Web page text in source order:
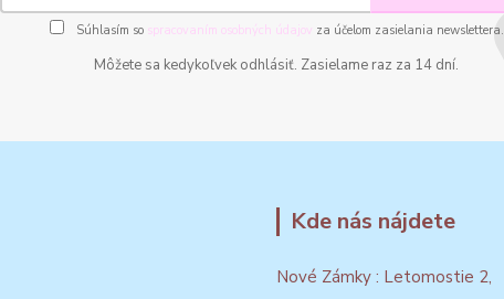
Súhlasím so spracovaním osobných údajov za účelom zasielania newslettera.
Môžete sa kedykoľvek odhlásiť. Zasielame raz za 14 dní.
Kde nás nájdete
Nové Zámky : Letomostie 2,